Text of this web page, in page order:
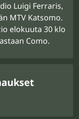
Luigi Ferraris,
MTV Katsomo.
elokuuta 30 klo
Como.